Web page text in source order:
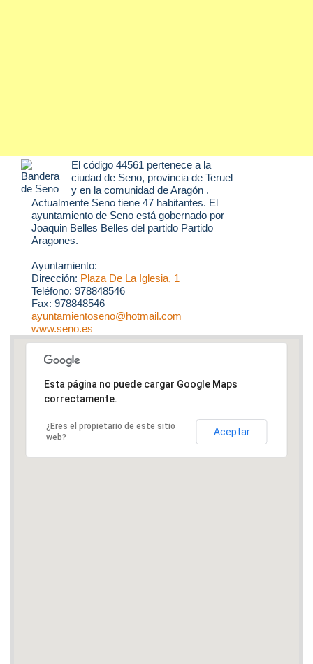
El código 44561 pertenece a la
ciudad de Seno, provincia de Teruel
y en la comunidad de Aragón .
Actualmente Seno tiene 47 habitantes. El
ayuntamiento de Seno está gobernado por
Joaquin Belles Belles del partido Partido
Aragones.
Ayuntamiento:
Dirección: Plaza De La Iglesia, 1
Teléfono: 978848546
Fax: 978848546
ayuntamientoseno@hotmail.com
www.seno.es
Esta página no puede cargar Google Maps
correctamente.
¿Eres el propietario de este sitio
web?
Aceptar